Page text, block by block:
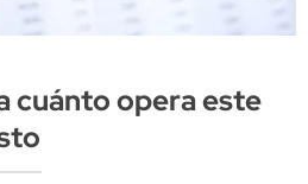
cuánto opera este